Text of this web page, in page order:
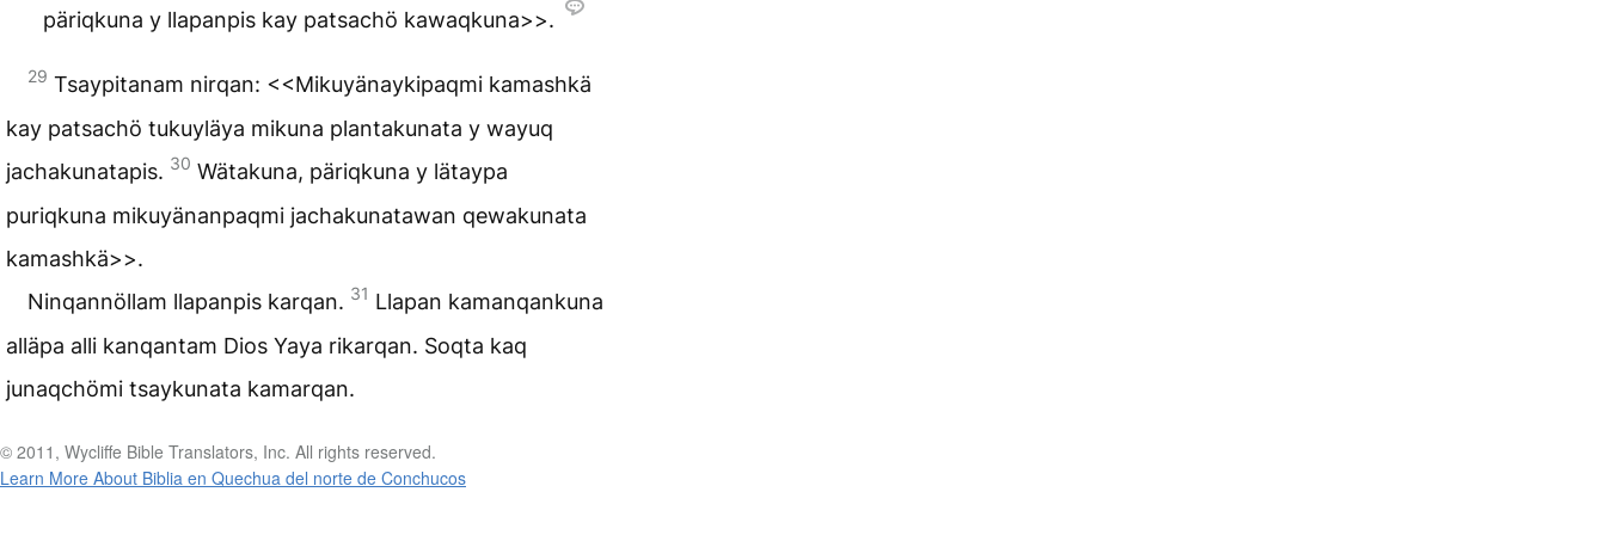
päriqkuna y llapanpis kay patsachö kawaqkuna>>.
29 Tsaypitanam nirqan: <<Mikuyänaykipaqmi kamashkä
kay patsachö tukuyläya mikuna plantakunata y wayuq
jachakunatapis. 30 Wätakuna, päriqkuna y lätaypa
puriqkuna mikuyänanpaqmi jachakunatawan qewakunata
kamashkä>>.
Ninqannöllam llapanpis karqan. 31 Llapan kamanqankuna
alläpa alli kanqantam Dios Yaya rikarqan. Soqta kaq
junaqchömi tsaykunata kamarqan.
© 2011, Wycliffe Bible Translators, Inc. All rights reserved.
Learn More About Biblia en Quechua del norte de Conchucos